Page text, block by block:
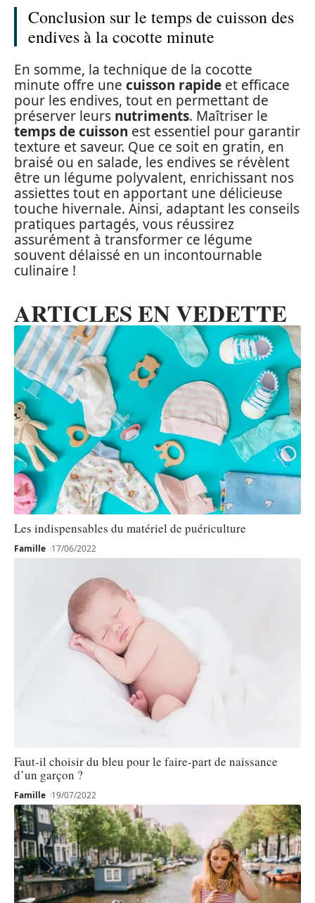
Conclusion sur le temps de cuisson des
endives à la cocotte minute
En somme, la technique de la cocotte
minute offre une cuisson rapide et efficace
pour les endives, tout en permettant de
préserver leurs nutriments. Maîtriser le
temps de cuisson est essentiel pour garantir
texture et saveur. Que ce soit en gratin, en
braisé ou en salade, les endives se révèlent
être un légume polyvalent, enrichissant nos
assiettes tout en apportant une délicieuse
touche hivernale. Ainsi, adaptant les conseils
pratiques partagés, vous réussirez
assurément à transformer ce légume
souvent délaissé en un incontournable
culinaire !
ARTICLES EN VEDETTE
Les indispensables du matériel de puériculture
Famille 17/06/2022
Faut-il choisir du bleu pour le faire-part de naissance
d’un garçon ?
Famille 19/07/2022